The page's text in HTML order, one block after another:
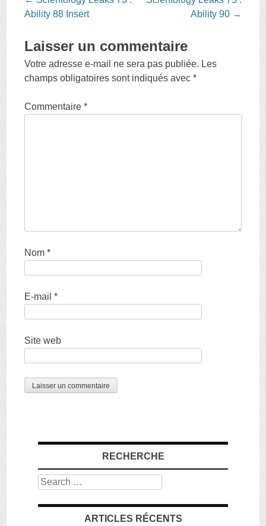
navigation
Ability 88 Insert
Ability 90 →
Laisser un commentaire
Votre adresse e-mail ne sera pas publiée. Les
champs obligatoires sont indiqués avec*
Commentaire*
Nom*
E-mail*
Site web
RECHERCHE
Search
ARTICLES RÉCENTS